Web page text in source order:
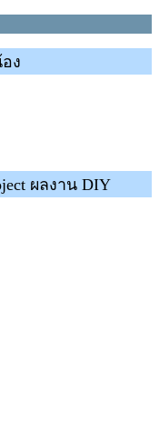
ง
ผลงาน DIY